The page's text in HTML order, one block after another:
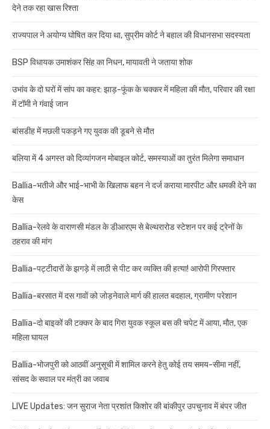
देने तक रहा खास रिश्ता
राज्यपाल ने अयोग्य घोषित कर दिया था, सुप्रीम कोर्ट ने बहाल की विधानसभा सदस्यता
BSP विधायक उमाशंकर सिंह का निधन, मायावती ने जताया शोक
उभांव के दो घरों में सांप का कहर: झाड़-फूंक के चक्कर में महिला की मौत, परिवार की रक्षा
में टॉमी ने गंवाई जान
बांसडीह में मछली पकड़ने गए युवक की डूबने से मौत
बलिया में 4 अगस्त को दिव्यांगजन मोबाइल कोर्ट, समस्याओं का तुरंत मिलेगा समाधान
Ballia-भतीजे और भाई-भाभी के खिलाफ बहन ने दर्ज कराया मारपीट और धमकी देने का
केस
Ballia-रेलवे के वाराणसी मंडल के डीआरएम से बेल्थरारोड स्टेशन पर कई ट्रेनों के
ठहराव की मांग
Ballia-पट्टीदारों के झगड़े में लाठी से पीट कर व्यक्ति की हत्या! आरोपी गिरफ्तार
Ballia-बरसात में दस गावों को जोड़नेवाले मार्ग की हालत बदहाल, ग्रामीण परेशान
Ballia-दो बाइकों की टक्कर के बाद गिरा युवक स्कूल बस की चपेट में आया, मौत, एक
महिला घायल
Ballia-भोजपुरी को आठवीं अनुसूची में शामिल करने हेतु कोई तय समय-सीमा नहीं,
सांसद के सवाल पर मंत्री का जवाब
LIVE Updates: जन सुराज नेता प्रशांत किशोर की बांकीपुर उपचुनाव में बंपर जीत